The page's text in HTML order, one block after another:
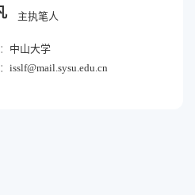
主执笔人
中山大学
isslf@mail.sysu.edu.cn